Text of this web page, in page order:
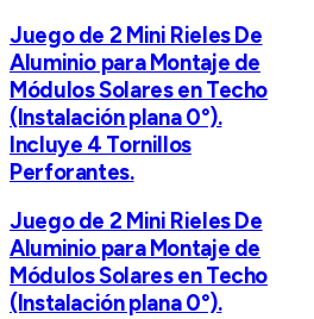
Juego de 2 Mini Rieles De
Aluminio para Montaje de
Módulos Solares en Techo
(Instalación plana 0°).
Incluye 4 Tornillos
Perforantes.
Juego de 2 Mini Rieles De
Aluminio para Montaje de
Módulos Solares en Techo
(Instalación plana 0°).